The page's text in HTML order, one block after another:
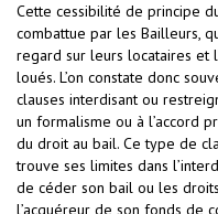
Cette cessibilité de principe
combattue par les Bailleurs,
regard sur leurs locataires et
loués. L’on constate donc
clauses interdisant ou
un formalisme ou à l’accord
du droit au bail. Ce type de
trouve ses limites dans
de céder son bail ou les
l’acquéreur de son fonds de